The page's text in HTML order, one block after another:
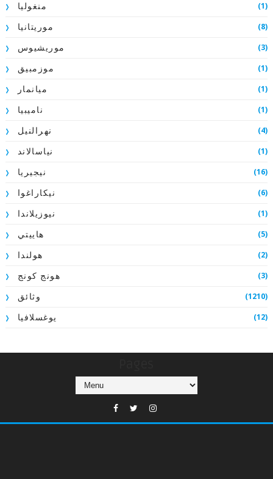
منغوليا (1)
موريتانيا (8)
موريشيوس (3)
موزمبيق (1)
ميانمار (1)
ناميبيا (1)
نهرالنيل (4)
نياسالاند (1)
نيجيريا (16)
نيكاراغوا (6)
نيوزيلاندا (1)
هاييتي (5)
هولندا (2)
هونج كونج (3)
وثائق (1210)
يوغسلافيا (12)